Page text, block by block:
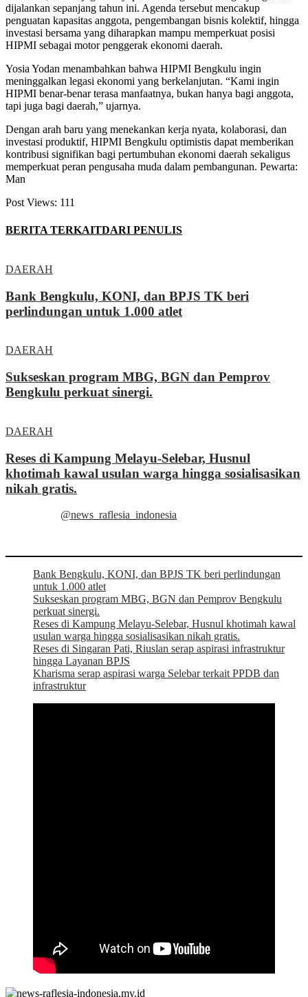
dijalankan sepanjang tahun ini. Agenda tersebut mencakup
penguatan kapasitas anggota, pengembangan bisnis kolektif, hingga
investasi bersama yang diharapkan mampu memperkuat posisi
HIPMI sebagai motor penggerak ekonomi daerah.
Yosia Yodan menambahkan bahwa HIPMI Bengkulu ingin
meninggalkan legasi ekonomi yang berkelanjutan. “Kami ingin
HIPMI benar-benar terasa manfaatnya, bukan hanya bagi anggota,
tapi juga bagi daerah,” ujarnya.
Dengan arah baru yang menekankan kerja nyata, kolaborasi, dan
investasi produktif, HIPMI Bengkulu optimistis dapat memberikan
kontribusi signifikan bagi pertumbuhan ekonomi daerah sekaligus
memperkuat peran pengusaha muda dalam pembangunan. Pewarta:
Man
Post Views: 111
BERITA TERKAITDARI PENULIS
DAERAH
Bank Bengkulu, KONI, dan BPJS TK beri
perlindungan untuk 1.000 atlet
DAERAH
Sukseskan program MBG, BGN dan Pemprov
Bengkulu perkuat sinergi.
DAERAH
Reses di Kampung Melayu-Selebar, Husnul
khotimah kawal usulan warga hingga sosialisasikan
nikah gratis.
@news_raflesia_indonesia
Bank Bengkulu, KONI, dan BPJS TK beri perlindungan
untuk 1.000 atlet
Sukseskan program MBG, BGN dan Pemprov Bengkulu
perkuat sinergi.
Reses di Kampung Melayu-Selebar, Husnul khotimah kawal
usulan warga hingga sosialisasikan nikah gratis.
Reses di Singaran Pati, Riuslan serap aspirasi infrastruktur
hingga Layanan BPJS
Kharisma serap aspirasi warga Selebar terkait PPDB dan
infrastruktur